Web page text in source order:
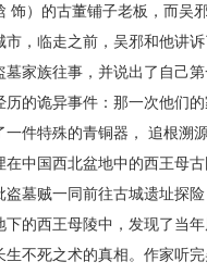
饰）的古董铺子老板，而吴
市，临走之前，吴邪和他讲
墓家族往事，并说出了自己
历的诡异事件：那一次他们
一件特殊的青铜器， 追根溯
在中国西北盆地中的西王母
盗墓贼一同前往古城遗址探
下的西王母陵中，发现了当
生不死之术的真相。作家听完